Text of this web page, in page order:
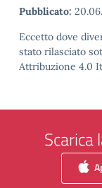
Pubblicato:
Eccetto dove
stato rilasciato
Attribuzione 4.0
Scarica